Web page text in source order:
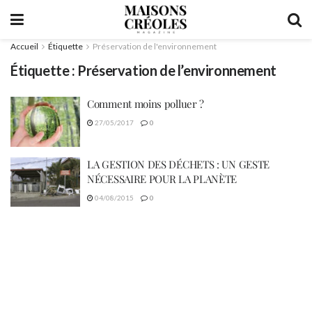
Accueil Étiquette Préservation de l'environnement
Étiquette : Préservation de l’environnement
Comment moins polluer ?
27/05/2017 0
LA GESTION DES DÉCHETS : UN GESTE
NÉCESSAIRE POUR LA PLANÈTE
04/08/2015 0